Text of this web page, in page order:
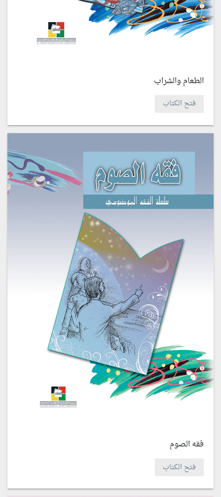
الطعام والشراب
فتح الكتاب
فقه الصوم
فتح الكتاب